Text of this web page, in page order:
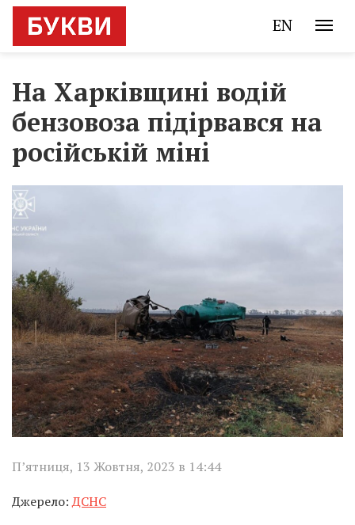
EN
На Харківщині водій
бензовоза підірвався на
російській міні
П’ятниця, 13 Жовтня, 2023 в 14:44
Джерело:ДСНС